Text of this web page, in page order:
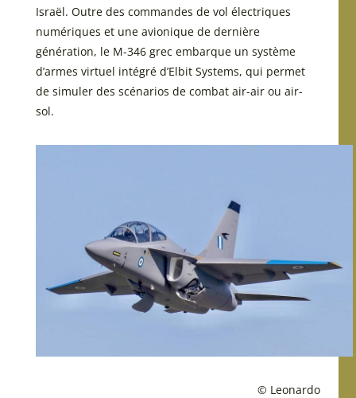
Israël. Outre des commandes de vol électriques
numériques et une avionique de dernière
génération, le M-346 grec embarque un système
d’armes virtuel intégré d’Elbit Systems, qui permet
de simuler des scénarios de combat air-air ou air-
sol.
© Leonardo